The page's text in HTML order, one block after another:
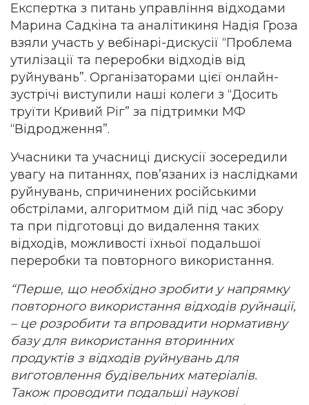
Експертка з питань управління відходами
Марина Садкіна та аналітикиня Надія Гроза
взяли участь у вебінарі-дискусії “Проблема
утилізації та переробки відходів від
руйнувань”. Організаторами цієї онлайн-
зустрічі виступили наші колеги з “Досить
труїти Кривий Ріг” за підтримки МФ
“Відродження”.
Учасники та учасниці дискусії зосередили
увагу на питаннях, пов’язаних із наслідками
руйнувань, спричинених російськими
обстрілами, алгоритмом дій під час збору
та при підготовці до видалення таких
відходів, можливості їхньої подальшої
переробки та повторного використання.
“Перше, що необхідно зробити у напрямку
повторного використання відходів руйнації,
– це розробити та впровадити нормативну
базу для використання вторинних
продуктів з відходів руйнувань для
виготовлення будівельних матеріалів.
Також проводити подальші наукові